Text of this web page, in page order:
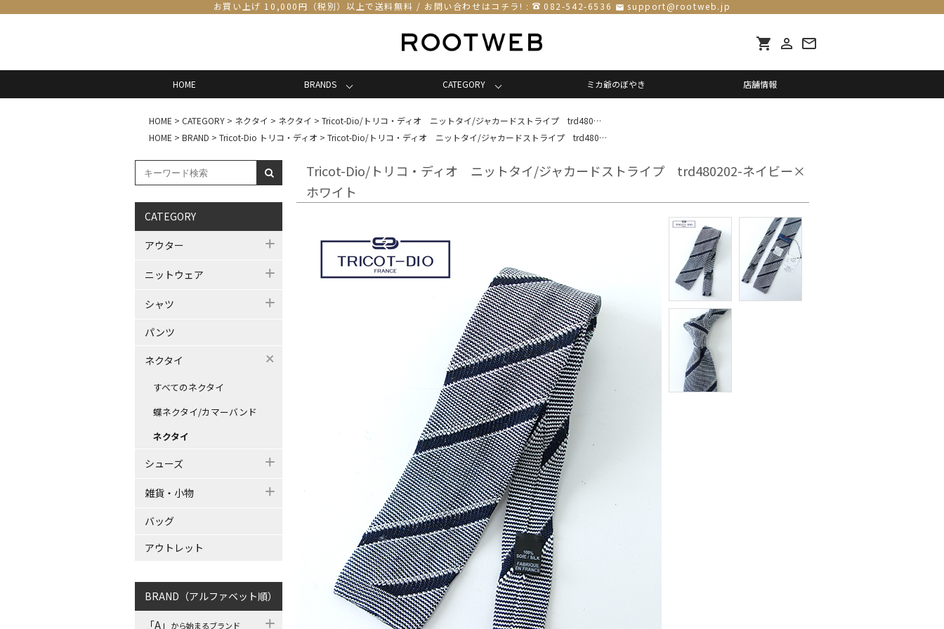
お買い上げ 10,000円（税別）以上で送料無料 / お問い合わせはコチラ! : 082-542-6536 email support@rootweb.jp
shopping_cart person_outline mail_outline
HOME BRANDS CATEGORY ミカ爺のぼやき 店舗情報
HOME > CATEGORY > ネクタイ > ネクタイ > Tricot-Dio/トリコ・ディオ ニットタイ/ジャカードストライプ trd480…
HOME > BRAND > Tricot-Dio トリコ・ディオ > Tricot-Dio/トリコ・ディオ ニットタイ/ジャカードストライプ trd480…
CATEGORY
アウター
ニットウェア
シャツ
パンツ
ネクタイ
すべてのネクタイ
蝶ネクタイ/カマーバンド
ネクタイ
シューズ
雑貨・小物
バッグ
アウトレット
BRAND（アルファベット順）
「A」 から始まるブランド
Tricot-Dio/トリコ・ディオ ニットタイ/ジャカードストライプ trd480202-ネイビー×
ホワイト